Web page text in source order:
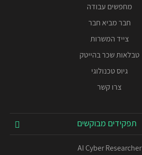
מחפשים עבודה
חבר מביא חבר
צייד המשרות
טבלאות שכר בהייטק
גיוס טכנולוגי
צרו קשר
תפקידים מבוקשים
AI Cyber Researcher